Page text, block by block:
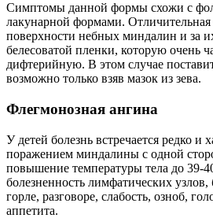
Симптомы данной формы схожи с
лакунарной формами.
поверхности небных миндалин и за
белесоватой пленки, которую очень
дифтерийную. В этом случае
возможно только взяв мазок из зева.
Флегмонозная ангина
У детей болезнь встречается редко и
поражением миндалины с одной
повышение температуры тела до 39-
болезненность лимфатических
горле, разговоре, слабость, озноб,
аппетита.